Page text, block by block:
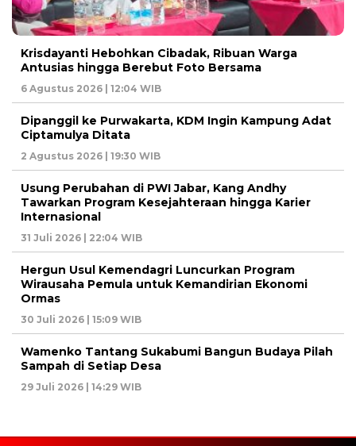
Krisdayanti Hebohkan Cibadak, Ribuan Warga
Antusias hingga Berebut Foto Bersama
6 Agustus 2026 | 12:04 WIB
Dipanggil ke Purwakarta, KDM Ingin Kampung Adat
Ciptamulya Ditata
2 Agustus 2026 | 19:30 WIB
Usung Perubahan di PWI Jabar, Kang Andhy
Tawarkan Program Kesejahteraan hingga Karier
Internasional
31 Juli 2026 | 22:04 WIB
Hergun Usul Kemendagri Luncurkan Program
Wirausaha Pemula untuk Kemandirian Ekonomi
Ormas
30 Juli 2026 | 15:09 WIB
Wamenko Tantang Sukabumi Bangun Budaya Pilah
Sampah di Setiap Desa
29 Juli 2026 | 14:29 WIB